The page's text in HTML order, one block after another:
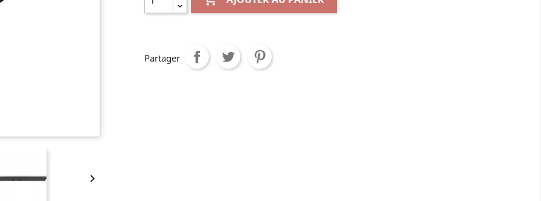

Partager